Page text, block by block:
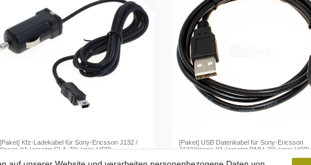
[Paket] Kfz-Ladekabel für Sony-Ericsson J132 /
Xperia X1 (ersetzt CLA-70) (mini-USB)
[Paket] USB Datenkabel für Sony-Ericsson
J132/Xperia X1 (ersetzt DMU-70) (mini-USB)